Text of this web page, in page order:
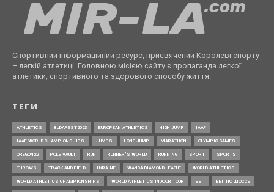
Спортивний інформаційний ресурс, присвячений Королеві спорту
– легкій атлетиці. Головною місією сайту є пропаганда легкої
атлетики, спортивного та здорового способу життя.
ТЕГИ
ATHLETICS BUDAPEST2023 EUROPEAN ATHLETICS HIGH JUMP IAAF
IAAF WORLD CHAMPIONSHIPS JUMPS LONG JUMP MARATHON OLYMPIC GAMES
OREGON22 POLE VAULT RUN RUNNER’S WORLD RUNNING SPORT SPORTS
THROWS TRACK AND FIELD UKRAINE WANDA DIAMOND LEAGUE WORLD ATHLETICS
WORLD ATHLETICS CHAMPIONSHIPS WORLD ATHLETICS INDOOR TOUR БЕГ БЕГ ПО ШОССЕ